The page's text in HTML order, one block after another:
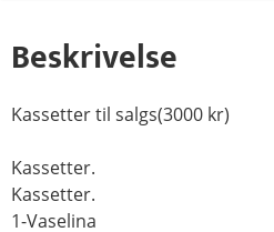
Beskrivelse
Kassetter til salgs(3000 kr)
Kassetter.
Kassetter.
1-Vaselina